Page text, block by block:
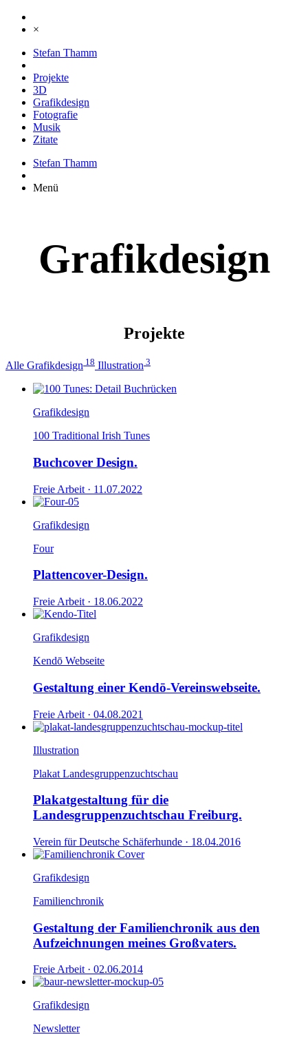
×
Stefan Thamm
Projekte
3D
Grafikdesign
Fotografie
Musik
Zitate
Stefan Thamm
Menü
Grafikdesign
Projekte
Alle Grafikdesign 18 Illustration 3
Grafikdesign
100 Traditional Irish Tunes
Buchcover Design.
Freie Arbeit · 11.07.2022
Grafikdesign
Four
Plattencover-Design.
Freie Arbeit · 18.06.2022
Grafikdesign
Kendō Webseite
Gestaltung einer Kendō-Vereinswebseite.
Freie Arbeit · 04.08.2021
Illustration
Plakat Landesgruppenzuchtschau
Plakatgestaltung für die
Landesgruppenzuchtschau Freiburg.
Verein für Deutsche Schäferhunde · 18.04.2016
Grafikdesign
Familienchronik
Gestaltung der Familienchronik aus den
Aufzeichnungen meines Großvaters.
Freie Arbeit · 02.06.2014
Grafikdesign
Newsletter